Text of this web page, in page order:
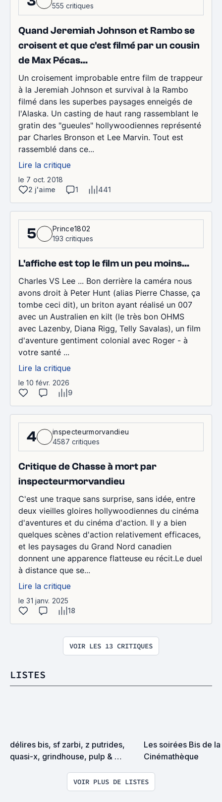
555 critiques
Quand Jeremiah Johnson et Rambo se
croisent et que c'est filmé par un cousin
de Max Pécas...
Un croisement improbable entre film de trappeur
à la Jeremiah Johnson et survival à la Rambo
filmé dans les superbes paysages enneigés de
l'Alaska. Un casting de haut rang rassemblant le
gratin des "gueules" hollywoodiennes représenté
par Charles Bronson et Lee Marvin. Tout est
rassemblé dans ce...
Lire la critique
le 7 oct. 2018
2 j'aime
1 441
5
Prince1802
193 critiques
L'affiche est top le film un peu moins...
Charles VS Lee ... Bon derrière la caméra nous
avons droit à Peter Hunt (alias Pierre Chasse, ça
tombe ceci dit), un briton ayant réalisé un 007
avec un Australien en kilt (le très bon OHMS
avec Lazenby, Diana Rigg, Telly Savalas), un film
d'aventure gentiment colonial avec Roger - à
votre santé ...
Lire la critique
le 10 févr. 2026
9
4
inspecteurmorvandieu
4587 critiques
Critique de Chasse à mort par
inspecteurmorvandieu
C'est une traque sans surprise, sans idée, entre
deux vieilles gloires hollywoodiennes du cinéma
d'aventures et du cinéma d'action. Il y a bien
quelques scènes d'action relativement efficaces,
et les paysages du Grand Nord canadien
donnent une apparence flatteuse eu récit.Le duel
à distance que se...
Lire la critique
le 31 janv. 2025
18
VOIR LES 13 CRITIQUES
LISTES
délires bis, sf zarbi, z putrides,
quasi-x, grindhouse, pulp &
Les soirées Bis de la
Cinémathèque
VOIR PLUS DE LISTES